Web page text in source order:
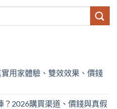
用家體驗、雙效效果、價錢
？2026購買渠道、價錢與真假